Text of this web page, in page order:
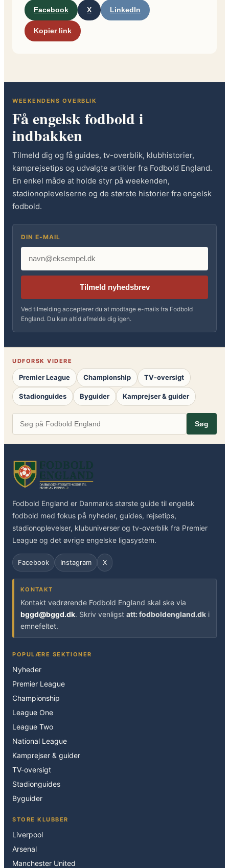
Facebook X LinkedIn
Kopier link
WEEKENDENS OVERBLIK
Få engelsk fodbold i
indbakken
Tilmeld dig og få guides, tv-overblik, klubhistorier,
kamprejsetips og udvalgte artikler fra Fodbold England.
En enkel måde at holde styr på weekenden,
stadionoplevelserne og de største historier fra engelsk
fodbold.
DIN E-MAIL
Tilmeld nyhedsbrev
Ved tilmelding accepterer du at modtage e-mails fra Fodbold
England. Du kan altid afmelde dig igen.
UDFORSK VIDERE
Premier League Championship TV-oversigt
Stadionguides Byguider Kamprejser & guider
Søg
Fodbold England er Danmarks største guide til engelsk
fodbold med fokus på nyheder, guides, rejsetips,
stadionoplevelser, klubuniverser og tv-overblik fra Premier
League og det øvrige engelske ligasystem.
Facebook Instagram X
KONTAKT
Kontakt vedrørende Fodbold England skal ske via
bggd@bggd.dk. Skriv venligst att: fodboldengland.dk i
emnefeltet.
POPULÆRE SEKTIONER
Nyheder
Premier League
Championship
League One
League Two
National League
Kamprejser & guider
TV-oversigt
Stadionguides
Byguider
STORE KLUBBER
Liverpool
Arsenal
Manchester United